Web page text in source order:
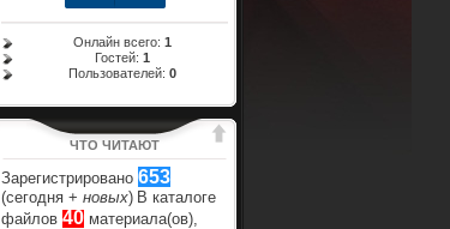
Онлайн всего: 1
Гостей: 1
Пользователей: 0
ЧТО ЧИТАЮТ
Зарегистрировано 653
(сегодня + новых) В каталоге
файлов 40 материала(ов),